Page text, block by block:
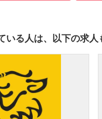
いる人は、以下の求